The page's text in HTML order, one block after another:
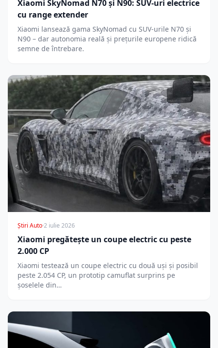
Xiaomi SkyNomad N70 și N90: SUV-uri electrice
cu range extender
Xiaomi lansează gama SkyNomad cu SUV-urile N70 și
N90 – dar autonomia reală și prețurile europene ridică
semne de întrebare.
Știri Auto·2 iulie 2026
Xiaomi pregătește un coupe electric cu peste
2.000 CP
Xiaomi testează un coupe electric cu două uși și posibil
peste 2.054 CP, un prototip camuflat surprins pe
șoselele din…